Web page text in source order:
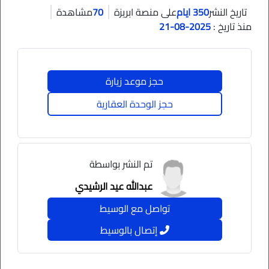
السلام عليكم ورحمة الله وبركاته
معلومات حسب الصك
شمال : شارع عرض 12 متر طول 19.60 متر
جنوب : طول 25.5 متر
شرق : شارع عرض 12 متر طول 13 متر
غرب : طول 18.35 متر
يوجد شطف بالأرض 8 متر
مميزات الأرض :
تقع الأرض بحي سكاني مكتمل الخدمات
تاريخ النشر350 ايام على منصة ابريزة 70مشاهدة
منذ تاريخ :2025-08-21
حجز موعد زيارة
حجز الوحدة العقارية
تم النشر بواسطة
عبدالله عيد الرشيدي
تواصل مع الوسيط
إتصال بالوسيط